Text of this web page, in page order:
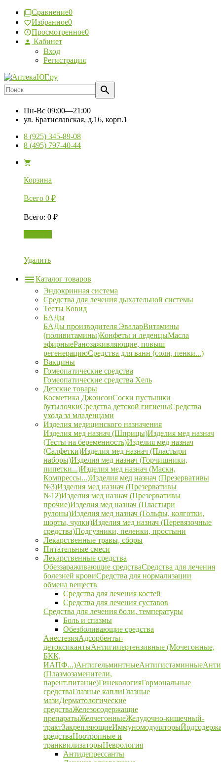
Сравнение0
Избранное0
Просмотренное0
Кабинет
Вход
Регистрация
Пн-Вс 09:00—21:00
ул. Братиславская, д.16, корп.1
8 (925) 345-89-08
8 (495) 797-40-44
Корзина
Всего 0 ₽
Всего: 0 ₽
Удалить
Каталог товаров
Эндокринная система
Средства для лечения дыхательной системы
Тесты Ковид
БАДы
БАДы производителя ЭваларВитамины
(поливитамины)Конфеты и леденцыМасла
эфирныеРанозаживляющие, повыш
регенерациюСредства для ванн (соли, пенки...)
Вакцины
Гомеопатические средства
Гомеопатические средства Хель
Детские товары
Косметика ДжонсонСоски пустышки
бутылочкиСредства детской гигиеныСредства
ухода за младенцами
Изделия медицинского назначения
Изделия мед назнач (Шприцы)Изделия мед назнач
(Тесты на беременность)Изделия мед назнач
(Салфетки)Изделия мед назнач (Пластыри
наборы)Изделия мед назнач (Горчишники,
пипетки...)Изделия мед назнач (Маски,
Компрессы...)Изделия мед назнач (Презервативы
№3)Изделия мед назнач (Презервативы
№12)Изделия мед назнач (Презервативы
прочие)Изделия мед назнач (Пластыри
рулоны)Изделия мед назнач (Гольфы, колготки,
шорты, чулки)Изделия мед назнач (Перевязочные
средства)Подгузники, пеленки, простыни
Лекарственные травы, сборы
Питательные смеси
Лекарственные средства
Обеззараживающие средстваСредства для лечения
болезней кровиСредства для нормализации
обмена веществ
Средства для лечения костей
Средства для лечения суставов
Средства для лечения боли, температуры
Боль и спазмы
Обезболивающие средства
АнестезияАдсорбенты-
детоксикантыАнтигипертензивные (Мочегонные,
БКК,
ИАПФ...)АнтигельминтныеАнтигистаминные
(Плазмозаменители,
парент.питание)ГинекологияГормональные
средстваГлазные каплиГлазные
мазиДерматологические
средстваЖелезосодержащие
препаратыЖелчегонныеЖелудочно-кишечный-
трактЗакрепляющиеИммуномодуляторы
средстваНоотропные и
транквилизаторыНеврология
Антидепрессанты